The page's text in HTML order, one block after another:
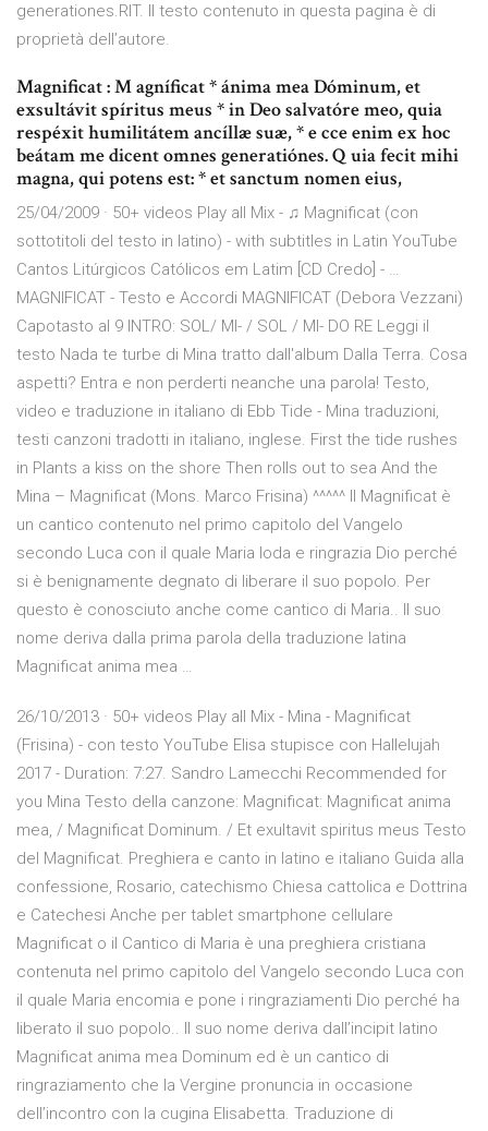
generationes.RIT. Il testo contenuto in questa pagina è di
proprietà dell’autore.
Magnificat : M agníficat * ánima mea Dóminum, et
exsultávit spíritus meus * in Deo salvatóre meo, quia
respéxit humilitátem ancíllæ suæ, * e cce enim ex hoc
beátam me dicent omnes generatiónes. Q uia fecit mihi
magna, qui potens est: * et sanctum nomen eius,
25/04/2009 · 50+ videos Play all Mix - ♫ Magnificat (con
sottotitoli del testo in latino) - with subtitles in Latin YouTube
Cantos Litúrgicos Católicos em Latim [CD Credo] - …
MAGNIFICAT - Testo e Accordi MAGNIFICAT (Debora Vezzani)
Capotasto al 9 INTRO: SOL/ MI- / SOL / MI- DO RE Leggi il
testo Nada te turbe di Mina tratto dall'album Dalla Terra. Cosa
aspetti? Entra e non perderti neanche una parola! Testo,
video e traduzione in italiano di Ebb Tide - Mina traduzioni,
testi canzoni tradotti in italiano, inglese. First the tide rushes
in Plants a kiss on the shore Then rolls out to sea And the
Mina – Magnificat (Mons. Marco Frisina) ^^^^^ Il Magnificat è
un cantico contenuto nel primo capitolo del Vangelo
secondo Luca con il quale Maria loda e ringrazia Dio perché
si è benignamente degnato di liberare il suo popolo. Per
questo è conosciuto anche come cantico di Maria.. Il suo
nome deriva dalla prima parola della traduzione latina
Magnificat anima mea …
26/10/2013 · 50+ videos Play all Mix - Mina - Magnificat
(Frisina) - con testo YouTube Elisa stupisce con Hallelujah
2017 - Duration: 7:27. Sandro Lamecchi Recommended for
you Mina Testo della canzone: Magnificat: Magnificat anima
mea, / Magnificat Dominum. / Et exultavit spiritus meus Testo
del Magnificat. Preghiera e canto in latino e italiano Guida alla
confessione, Rosario, catechismo Chiesa cattolica e Dottrina
e Catechesi Anche per tablet smartphone cellulare
Magnificat o il Cantico di Maria è una preghiera cristiana
contenuta nel primo capitolo del Vangelo secondo Luca con
il quale Maria encomia e pone i ringraziamenti Dio perché ha
liberato il suo popolo.. Il suo nome deriva dall’incipit latino
Magnificat anima mea Dominum ed è un cantico di
ringraziamento che la Vergine pronuncia in occasione
dell’incontro con la cugina Elisabetta. Traduzione di